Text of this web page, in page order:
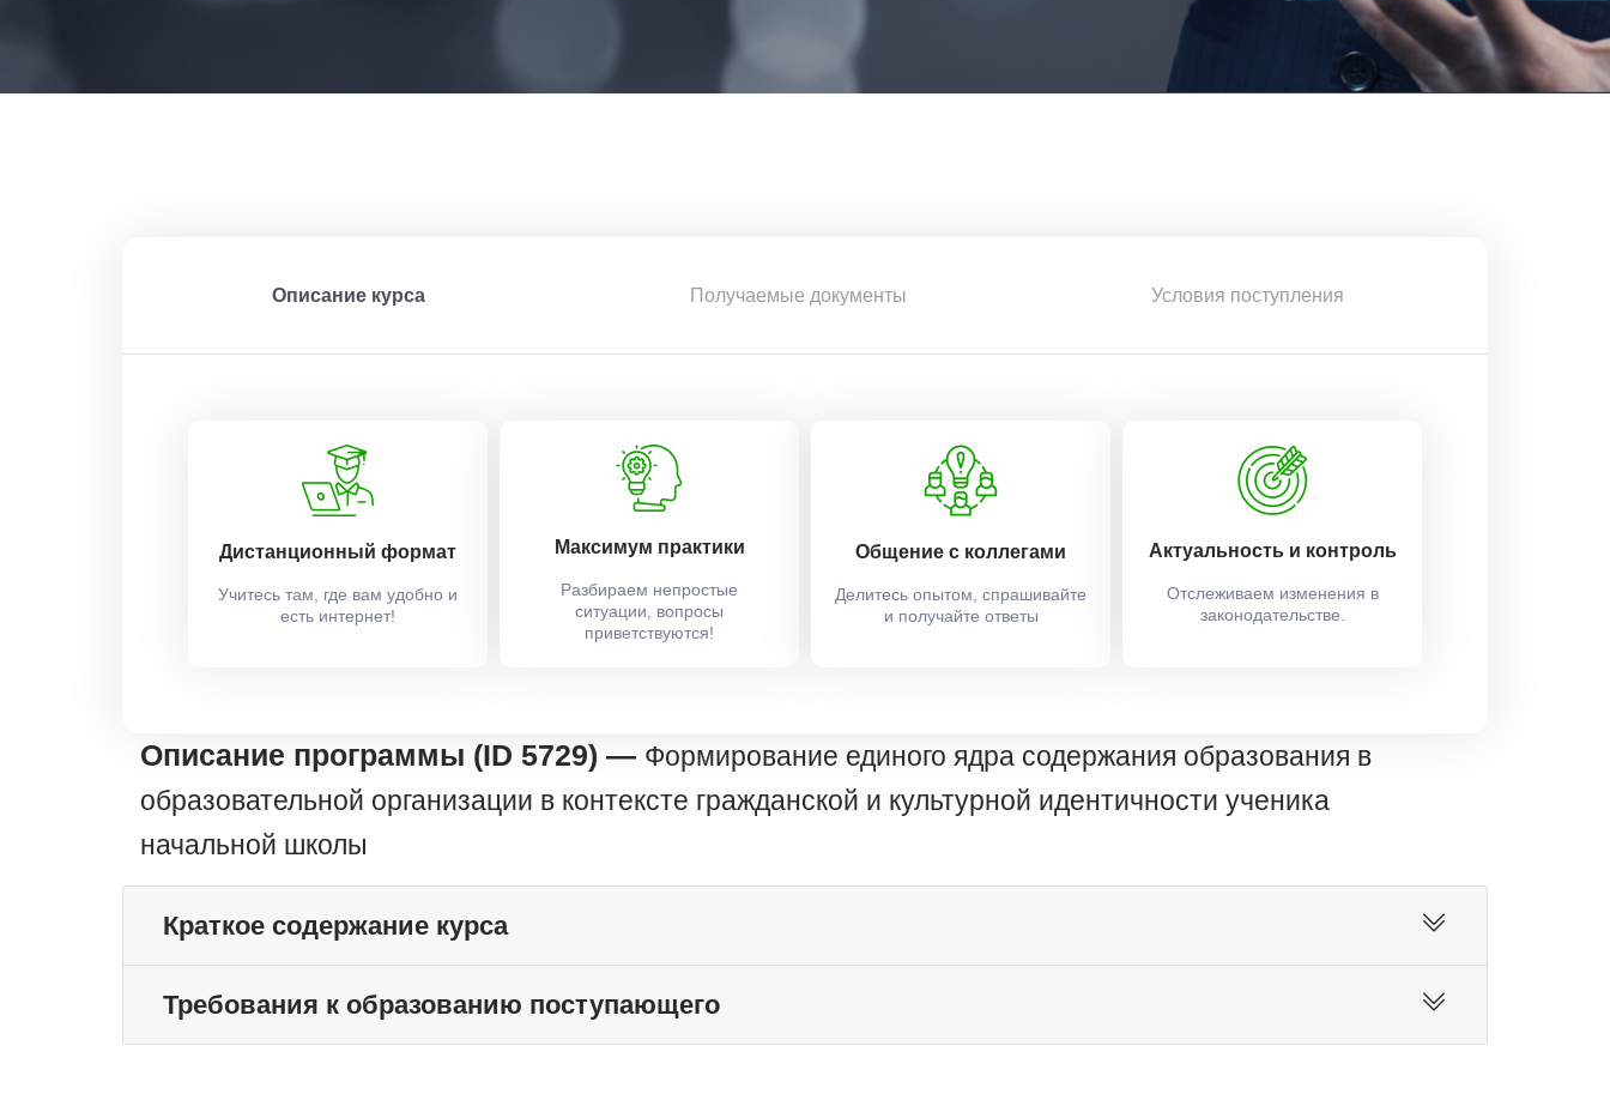
Описание курса Получаемые документы Условия поступления
Дистанционный формат
Учитесь там, где вам удобно и
есть интернет!
Максимум практики
Разбираем непростые
ситуации, вопросы
приветствуются!
Общение с коллегами
Делитесь опытом, спрашивайте
и получайте ответы
Актуальность и контроль
Отслеживаем изменения в
законодательстве.
Описание программы (ID 5729) — Формирование единого ядра содержания образования в
образовательной организации в контексте гражданской и культурной идентичности ученика
начальной школы
Краткое содержание курса
Требования к образованию поступающего